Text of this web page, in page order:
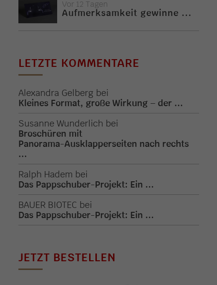
Vor 12 Tagen
Aufmerksamkeit gewinne ...
LETZTE KOMMENTARE
Alexandra Gelberg bei
Kleines Format, große Wirkung – der ...
Susanne Wunderlich bei
Broschüren mit
Panorama-Ausklapperseiten nach rechts
...
Ralph Hadem bei
Das Pappschuber-Projekt: Ein ...
BAUER BIOTEC bei
Das Pappschuber-Projekt: Ein ...
JETZT BESTELLEN